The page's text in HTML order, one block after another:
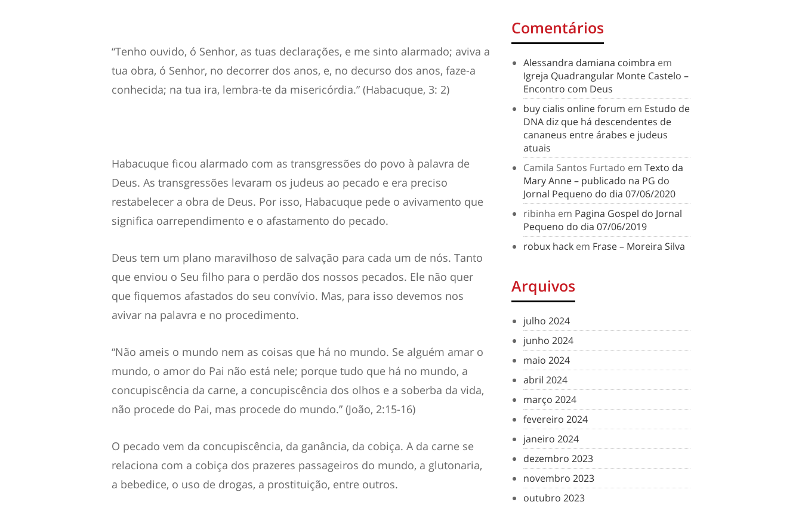
“Tenho ouvido, ó Senhor, as tuas declarações, e me sinto alarmado; aviva a
tua obra, ó Senhor, no decorrer dos anos, e, no decurso dos anos, faze-a
conhecida; na tua ira, lembra-te da misericórdia.” (Habacuque, 3: 2)
Habacuque ficou alarmado com as transgressões do povo à palavra de
Deus. As transgressões levaram os judeus ao pecado e era preciso
restabelecer a obra de Deus. Por isso, Habacuque pede o avivamento que
significa oarrependimento e o afastamento do pecado.
Deus tem um plano maravilhoso de salvação para cada um de nós. Tanto
que enviou o Seu filho para o perdão dos nossos pecados. Ele não quer
que fiquemos afastados do seu convívio. Mas, para isso devemos nos
avivar na palavra e no procedimento.
“Não ameis o mundo nem as coisas que há no mundo. Se alguém amar o
mundo, o amor do Pai não está nele; porque tudo que há no mundo, a
concupiscência da carne, a concupiscência dos olhos e a soberba da vida,
não procede do Pai, mas procede do mundo.” (João, 2:15-16)
O pecado vem da concupiscência, da ganância, da cobiça. A da carne se
relaciona com a cobiça dos prazeres passageiros do mundo, a glutonaria,
a bebedice, o uso de drogas, a prostituição, entre outros.
Comentários
Alessandra damiana coimbra em
Igreja Quadrangular Monte Castelo –
Encontro com Deus
buy cialis online forum em Estudo de
DNA diz que há descendentes de
cananeus entre árabes e judeus
atuais
Camila Santos Furtado em Texto da
Mary Anne – publicado na PG do
Jornal Pequeno do dia 07/06/2020
ribinha em Pagina Gospel do Jornal
Pequeno do dia 07/06/2019
robux hack em Frase – Moreira Silva
Arquivos
julho 2024
junho 2024
maio 2024
abril 2024
março 2024
fevereiro 2024
janeiro 2024
dezembro 2023
novembro 2023
outubro 2023